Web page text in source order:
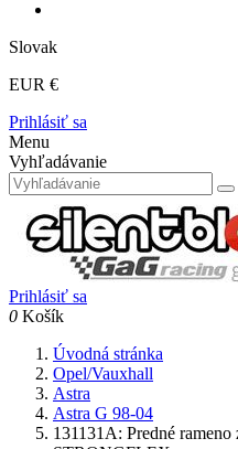
Slovak
EUR €
Prihlásiť sa
Menu
Vyhľadávanie
Prihlásiť sa
0 Košík
Úvodná stránka
Opel/Vauxhall
Astra
Astra G 98-04
131131A: Predné